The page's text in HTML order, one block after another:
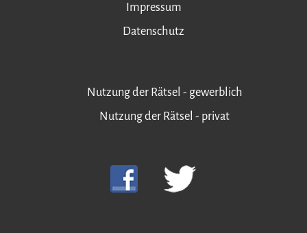
Impressum
Datenschutz
Nutzung der Rätsel - gewerblich
Nutzung der Rätsel - privat